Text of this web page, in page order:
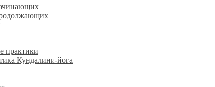
практики
Кундалини-йога